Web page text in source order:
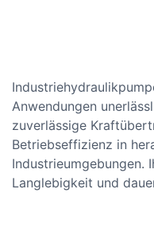
Anwendungen
zuverlässige
Betriebseffizienz in
Industrieumgebungen.
Langlebigkeit und